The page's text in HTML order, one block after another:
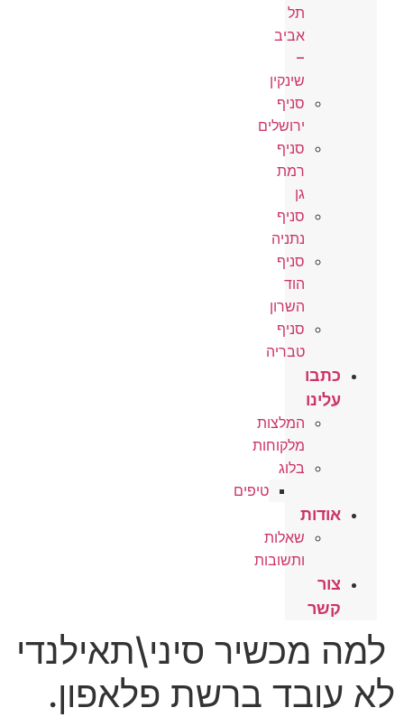
תל
אביב
–
שינקין
סניף
ירושלים
סניף
רמת
גן
סניף
נתניה
סניף
הוד
השרון
סניף
טבריה
כתבו
עלינו
המלצות
מלקוחות
בלוג
טיפים
אודות
שאלות
ותשובות
צור
קשר
למה מכשיר סיני\תאילנדי
לא עובד ברשת פלאפון.